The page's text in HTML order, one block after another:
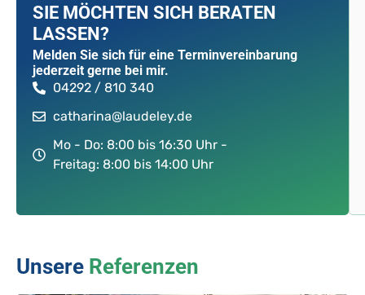
SIE MÖCHTEN SICH BERATEN
LASSEN?
Melden Sie sich für eine Terminvereinbarung
jederzeit gerne bei mir.
04292 / 810 340
catharina@laudeley.de
Mo - Do: 8:00 bis 16:30 Uhr -
Freitag: 8:00 bis 14:00 Uhr
Unsere Referenzen